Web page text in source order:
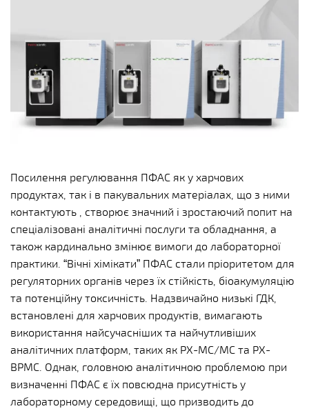
Посилення регулювання ПФАС як у харчових
продуктах, так і в пакувальних матеріалах, що з ними
контактують , створює значний і зростаючий попит на
спеціалізовані аналітичні послуги та обладнання, а
також кардинально змінює вимоги до лабораторної
практики. “Вічні хімікати” ПФАС стали пріоритетом для
регуляторних органів через їх стійкість, біоакумуляцію
та потенційну токсичність. Надзвичайно низькі ГДК,
встановлені для харчових продуктів, вимагають
використання найсучасніших та найчутливіших
аналітичних платформ, таких як РХ-МС/МС та РХ-
ВРМС. Однак, головною аналітичною проблемою при
визначенні ПФАС є їх повсюдна присутність у
лабораторному середовищі, що призводить до